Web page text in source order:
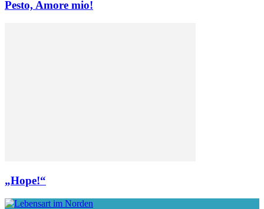
Pesto, Amore mio!
„Hope!“